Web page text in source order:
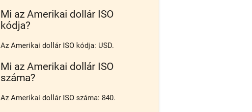
Mi az Amerikai dollár ISO
kódja?
Az Amerikai dollár ISO kódja: USD.
Mi az Amerikai dollár ISO
száma?
Az Amerikai dollár ISO száma: 840.